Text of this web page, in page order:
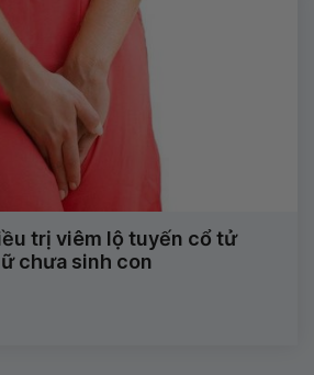
trị viêm lộ tuyến cổ tử
chưa sinh con